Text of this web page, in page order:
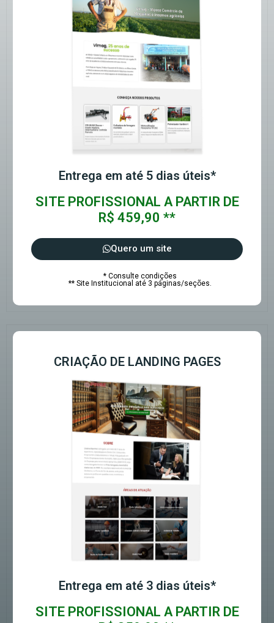
Entrega em até 5 dias úteis*
SITE PROFISSIONAL A PARTIR DE
R$ 459,90 **
Quero um site
* Consulte condições
** Site Institucional até 3 páginas/seções.
CRIAÇÃO DE LANDING PAGES
Entrega em até 3 dias úteis*
SITE PROFISSIONAL A PARTIR DE